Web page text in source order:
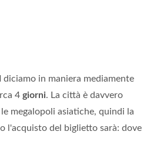
diciamo in maniera mediamente
4 giorni. La città è davvero
megalopoli asiatiche, quindi la
l'acquisto del biglietto sarà: dove